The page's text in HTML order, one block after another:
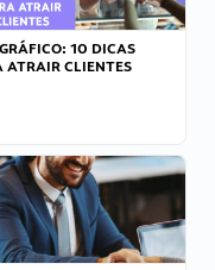
10 DICAS
ATRAIR CLIENTES